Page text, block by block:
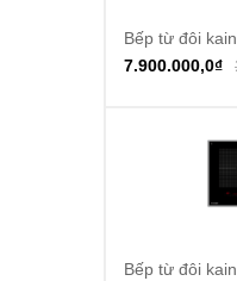
Bếp từ đôi
7.900.000,0₫
Bếp từ đôi